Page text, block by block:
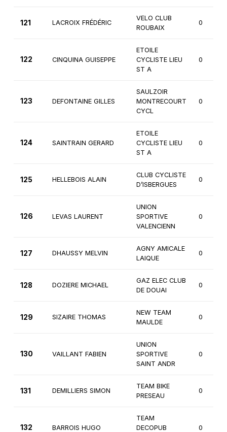
121 LACROIX FRÉDÉRIC
VELO CLUB
ROUBAIX
0
122 CINQUINA GUISEPPE
ETOILE
CYCLISTE LIEU
ST A
0
123 DEFONTAINE GILLES
SAULZOIR
MONTRECOURT
CYCL
0
124 SAINTRAIN GERARD
ETOILE
CYCLISTE LIEU
ST A
0
125 HELLEBOIS ALAIN
CLUB CYCLISTE
D’ISBERGUES
0
126 LEVAS LAURENT
UNION
SPORTIVE
VALENCIENN
0
127 DHAUSSY MELVIN
AGNY AMICALE
LAIQUE
0
128 DOZIERE MICHAEL
GAZ ELEC CLUB
DE DOUAI
0
129 SIZAIRE THOMAS
NEW TEAM
MAULDE
0
130 VAILLANT FABIEN
UNION
SPORTIVE
SAINT ANDR
0
131 DEMILLIERS SIMON
TEAM BIKE
PRESEAU
0
132 BARROIS HUGO
TEAM
DECOPUB
0